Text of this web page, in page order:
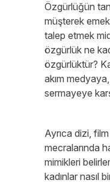
Özgürlüğün
müşterek
talep etmek
özgürlük ne
özgürlüktür?
akım
sermayeye
Ayrıca dizi,
mecralarında
mimikleri
kadınlar nasıl